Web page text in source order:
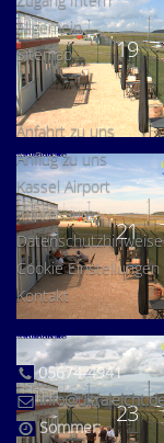
19
21
23
Allgemein
Sitemap
Anfahrt zu uns
Anflug zu uns
Kassel Airport
Impressum
Datenschutzhinweise
Cookie Einstellungen
Kontakt
05674-4941
Sommer: